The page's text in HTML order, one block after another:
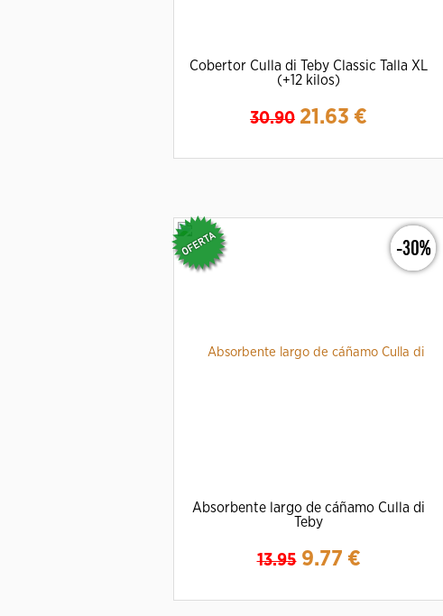
Cobertor Culla di Teby Classic Talla XL
(+12 kilos)
30.90 21.63 €
-30%
Absorbente largo de cáñamo Culla di
Teby
13.95 9.77 €